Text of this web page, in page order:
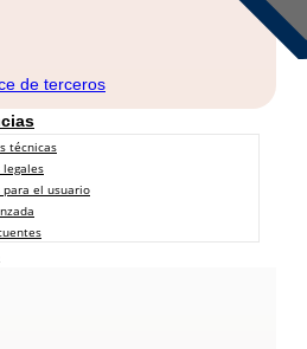
de terceros
técnicas
el usuario